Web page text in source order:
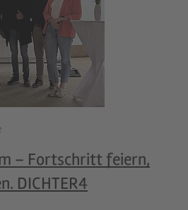
– Fortschritt feiern,
DICHTER4